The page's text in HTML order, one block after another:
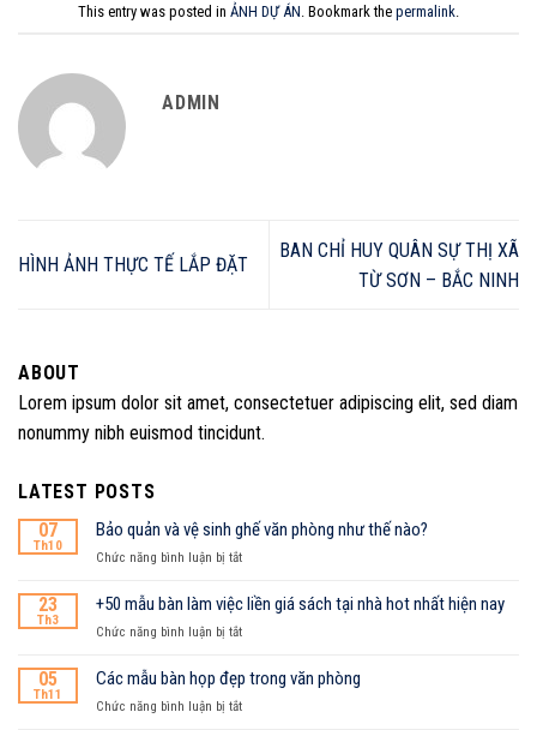
This entry was posted in ẢNH DỰ ÁN . Bookmark the permalink
ADMIN
HÌNH ẢNH THỰC TẾ LẮP ĐẶT
BAN CHỈ HUY QUÂN SỰ THỊ XÃ
TỪ SƠN – BẮC NINH
ABOUT
Lorem ipsum dolor sit amet, consectetuer adipiscing elit, sed diam
nonummy nibh euismod tincidunt.
LATEST POSTS
07
Th10
Bảo quản và vệ sinh ghế văn phòng như thế nào?
Chức năng bình luận bị tắtở
quản
vệ
ghế
23
Th3
+50 mẫu bàn làm việc liền giá sách tại nhà hot nhất hiện nay
Chức năng bình luận bị tắtở
mẫu
làm
05
Th11
Các mẫu bàn họp đẹp trong văn phòng
Chức năng bình luận bị tắtở